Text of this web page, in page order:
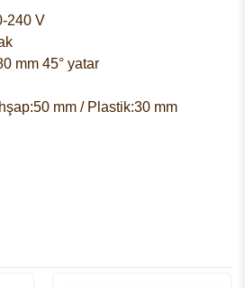
240 V
mm 45° yatar
mm / Plastik:30 mm